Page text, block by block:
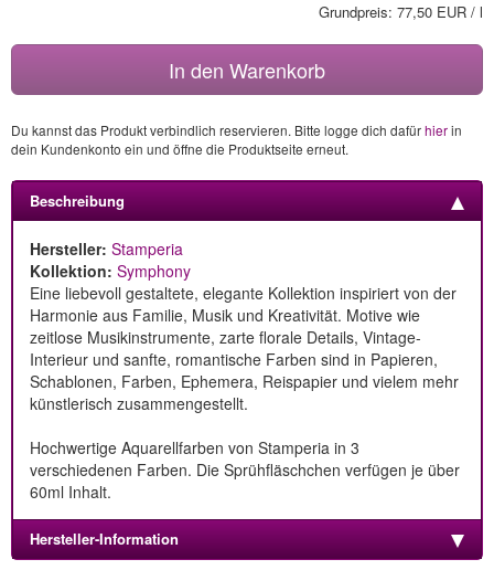
Grundpreis: 77,50 EUR / l
In den Warenkorb
Du kannst das Produkt verbindlich reservieren. Bitte logge dich dafürhierin
dein Kundenkonto ein und öffne die Produktseite erneut.
Beschreibung
Hersteller: Stamperia
Kollektion: Symphony
Eine liebevoll gestaltete, elegante Kollektion inspiriert von der
Harmonie aus Familie, Musik und Kreativität. Motive wie
zeitlose Musikinstrumente, zarte florale Details, Vintage-
Interieur und sanfte, romantische Farben sind in Papieren,
Schablonen, Farben, Ephemera, Reispapier und vielem mehr
künstlerisch zusammengestellt.
Hochwertige Aquarellfarben von Stamperia in 3
verschiedenen Farben. Die Sprühfläschchen verfügen je über
60ml Inhalt.
Hersteller-Information